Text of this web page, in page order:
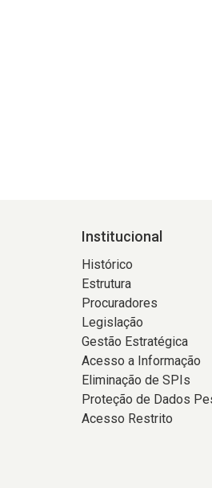
Institucional
Histórico
Estrutura
Procuradores
Legislação
Gestão Estratégica
Acesso a Informação
Eliminação de SPIs
Proteção de Dados
Acesso Restrito